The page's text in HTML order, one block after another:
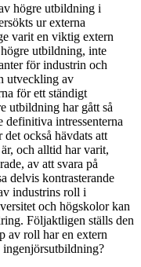
högre utbildning i
ur externa
varit en viktig extern
utbildning, inte
för industrin och
utveckling av
för ett ständigt
utbildning har gått så
definitiva intressenterna
också hävdats att
och alltid har varit,
av att svara på
delvis kontrasterande
industrins roll i
och högskolor kan
Följaktligen ställs den
av roll har en extern